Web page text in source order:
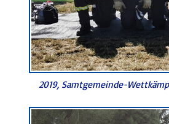
2019, Samtgemeinde-